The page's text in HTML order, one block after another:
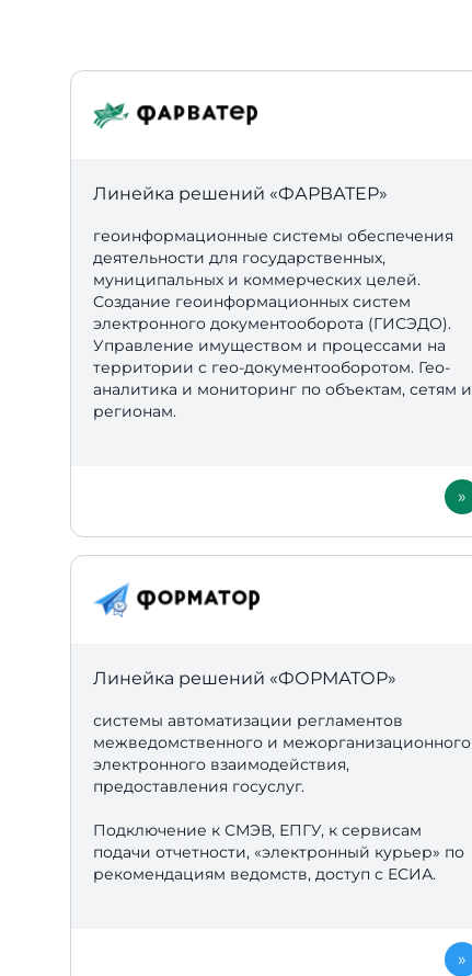
Линейка решений «ФАРВАТЕР»
геоинформационные системы обеспечения
деятельности для государственных,
муниципальных и коммерческих целей.
Создание геоинформационных систем
электронного документооборота (ГИСЭДО).
Управление имуществом и процессами на
территории с гео-документооборотом. Гео-
аналитика и мониторинг по объектам, сетям и
регионам.
»
Линейка решений «ФОРМАТОР»
системы автоматизации регламентов
межведомственного и межорганизационного
электронного взаимодействия,
предоставления госуслуг.
Подключение к СМЭВ, ЕПГУ, к сервисам
подачи отчетности, «электронный курьер» по
рекомендациям ведомств, доступ с ЕСИА.
»